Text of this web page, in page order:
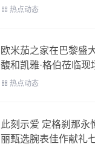
热点动态
欧米茄之家在巴黎盛
馥和凯雅·格伯莅临现
热点动态
此刻示爱 定格刹那永
丽甄选腕表佳作献礼